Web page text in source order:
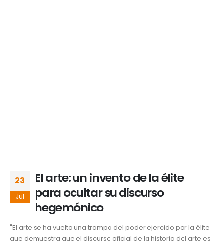
23
Jul
El arte: un invento de la élite
para ocultar su discurso
hegemónico
"El arte se ha vuelto una trampa del poder ejercido por la élite
que demuestra que el discurso oficial de la historia del arte es